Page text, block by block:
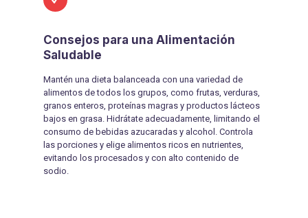
Consejos para una Alimentación
Saludable
Mantén una dieta balanceada con una variedad de
alimentos de todos los grupos, como frutas, verduras,
granos enteros, proteínas magras y productos lácteos
bajos en grasa. Hidrátate adecuadamente, limitando el
consumo de bebidas azucaradas y alcohol. Controla
las porciones y elige alimentos ricos en nutrientes,
evitando los procesados y con alto contenido de
sodio.